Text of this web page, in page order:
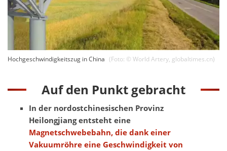
Hochgeschwindigkeitszug in China (Foto: © World Artery, globaltimes.cn)
Auf den Punkt gebracht
In der nordostchinesischen Provinz
Heilongjiang entsteht eine
Magnetschwebebahn, die dank einer
Vakuumröhre eine Geschwindigkeit von